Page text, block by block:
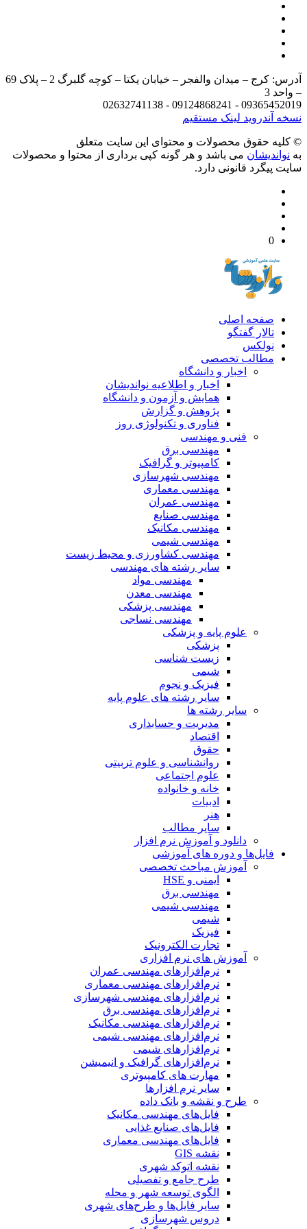
آدرس: کرج – میدان والفجر – خیابان یکتا – کوچه گلبرگ 2 – پلاک 69
3
09365452019 - 09124868241 -
آندرویدلینک مستقیم
حقوق محصولات و محتوای اين سایت متعلق
می باشد و هر گونه کپی برداری از محتوا و محصولات
پیگرد قانونی دارد.
صفحه اصلی
تالار گفتگو
نولکس
مطالب تخصصی
اخبار و دانشگاه
اخبار و اطلاعیه نواندیشان
همایش و آزمون و دانشگاه
پژوهش و گزارش
فناوری و تکنولوژی روز
فنی و مهندسی
مهندسی برق
کامپیوتر و گرافیک
مهندسی شهرسازی
مهندسی معماری
مهندسی عمران
مهندسی صنایع
مهندسی مکانیک
مهندسی شیمی
مهندسی کشاورزی و محیط زیست
سایر رشته های مهندسی
مهندسی مواد
مهندسی معدن
مهندسی پزشکی
مهندسی نساجی
علوم پایه و پزشکی
پزشکی
زیست شناسی
شیمی
فیزیک و نجوم
سایر رشته های علوم پایه
سایر رشته ها
مدیریت و حسابداری
اقتصاد
حقوق
روانشناسی و علوم تربیتی
علوم اجتماعی
خانه و خانواده
ادبیات
هنر
سایر مطالب
دانلود و آموزش نرم افزار
فایل‌ها و دوره های آموزشی
آموزش مباحث تخصصی
ایمنی و HSE
مهندسی برق
مهندسی شیمی
شیمی
فیزیک
تجارت الکترونیک
آموزش های نرم افزاری
نرم‌افزارهای مهندسی عمران
نرم‌افزارهای مهندسی معماری
نرم‌افزارهای مهندسی شهرسازی
نرم‌افزارهای مهندسی برق
نرم‌افزارهای مهندسی مکانیک
نرم‌افزارهای مهندسی شیمی
نرم‌افزارهای شیمی
نرم‌افزارهای گرافیک و انیمیشن
مهارت های کامپیوتری
سایر نرم افزارها
طرح و نقشه و بانک داده
فایل‌های مهندسی مکانیک
فایل‌های صنایع غذایی
فایل‌های مهندسی معماری
نقشه GIS
نقشه اتوکد شهری
طرح جامع و تفصیلی
الگوی توسعه شهر و محله
سایر فایل‌ها و طرح‌های شهری
دروس شهرسازی